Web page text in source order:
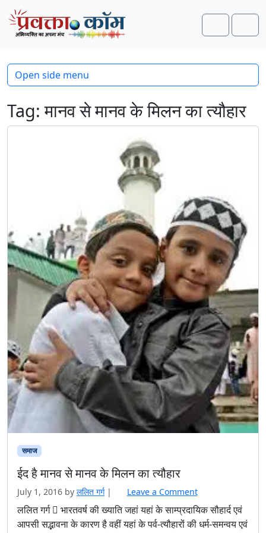
Skip to content
Skip to footer
Search
Tag:मानव से मानव के मिलन का त्यौहार
समाज
ईद है मानव से मानव के मिलन का त्यौहार
July 1, 2016 by ललित गर्ग | Leave a Comment
ललित गर्ग  भारतवर्ष की ख्याति जहां यहां के साम्प्रदायिक सौहार्द एवं
आपसी सद्भावना के कारण है वहीं यहां के पर्व-त्यौहारों की धर्म-समन्वय एवं
Open side menu